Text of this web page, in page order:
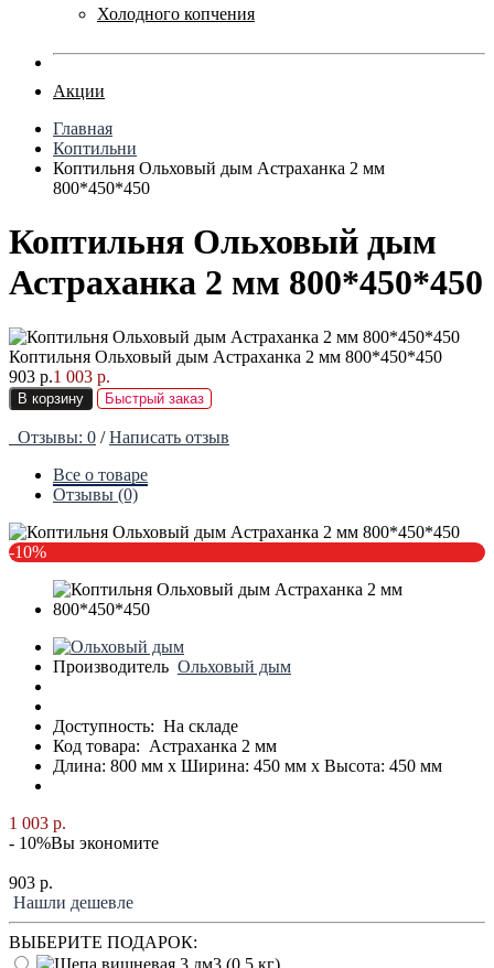
Холодного копчения
Акции
Главная
Коптильни
Коптильня Ольховый дым Астраханка 2 мм
800*450*450
Коптильня Ольховый дым
Астраханка 2 мм 800*450*450
Коптильня Ольховый дым Астраханка 2 мм 800*450*450
903 р.1 003 р.
В корзину Быстрый заказ
Отзывы: 0 / Написать отзыв
Все о товаре
Отзывы (0)
-10%
Производитель Ольховый дым
Доступность: На складе
Код товара: Астраханка 2 мм
Длина: 800 мм x Ширина: 450 мм x Высота: 450 мм
1 003 р.
- 10%Вы экономите
903 р.
Нашли дешевле
ВЫБЕРИТЕ ПОДАРОК: